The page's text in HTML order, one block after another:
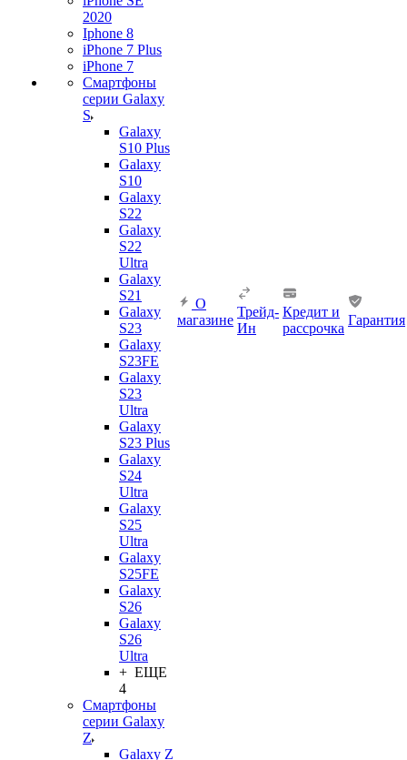
2020
Iphone 8
iPhone 7 Plus
iPhone 7
Смартфоны
серии Galaxy
S
Galaxy
S10 Plus
Galaxy
S10
Galaxy
S22
Galaxy
S22
Ultra
Galaxy
S21
Galaxy
S23
Galaxy
S23FE
Galaxy
S23
Ultra
Galaxy
S23 Plus
Galaxy
S24
Ultra
Galaxy
S25
Ultra
Galaxy
S25FE
Galaxy
S26
Galaxy
S26
Ultra
+ ЕЩЕ
4
Смартфоны
серии Galaxy
Z
Galaxy Z
О
магазине
Трейд-
Ин
Кредит и
рассрочка
Гарантия